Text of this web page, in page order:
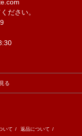
ださい。
る
いて / 返品について /